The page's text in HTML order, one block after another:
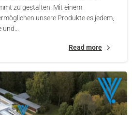
zu gestalten. Mit einem
unsere Produkte es jedem,
Read more